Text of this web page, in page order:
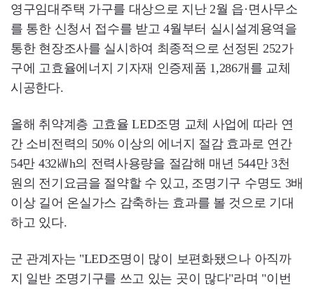
영구임대주택 가구를 대상으로 지난 2월 읍·면사무소
를 통한 신청서 접수를 받고 4월부터 실시설계용역을
통한 현장조사를 실시하여 최종적으로 선정된 252가
구에 고효율에너지 기자재 인증제품 1,286개를 교체
시공한다.
올해 취약계층 고효율 LED조명 교체 사업에 따라 연
간 소비전력의 50% 이상의 에너지 절감 효과로 연간
54만 432㎾h의 전력사용량을 절감해 매년 544만 3천
원의 전기요금을 절약할 수 있고, 조명기구 수명도 3배
이상 길어 온실가스 감축하는 효과를 볼 것으로 기대
하고 있다.
군 관계자는 "LED조명이 많이 보편화됐으나 아직까
지 일반 조명기구를 쓰고 있는 곳이 많다"라며 "이번